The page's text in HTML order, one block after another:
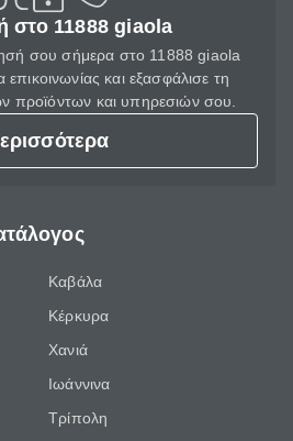
στο 11888 giaola
σου σήμερα στο 11888 giaola
και εξασφάλισε τη
προϊόντων και υπηρεσιών σου.
Καβάλα
Κέρκυρα
Χανιά
Ιωάννινα
Τρίπολη